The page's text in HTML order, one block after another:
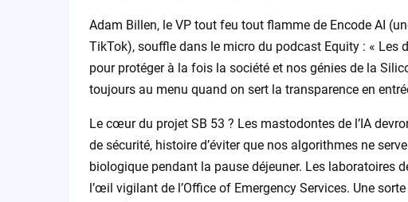
Adam Billen, le VP tout feu tout flamme de Encode AI
TikTok), souffle dans le micro du podcast Equity : « Les
pour protéger à la fois la société et nos génies de la
toujours au menu quand on sert la transparence en
Le cœur du projet SB 53 ? Les mastodontes de l’IA
de sécurité, histoire d’éviter que nos algorithmes ne
biologique pendant la pause déjeuner. Les laboratoires
l’œil vigilant de l’Office of Emergency Services. Une